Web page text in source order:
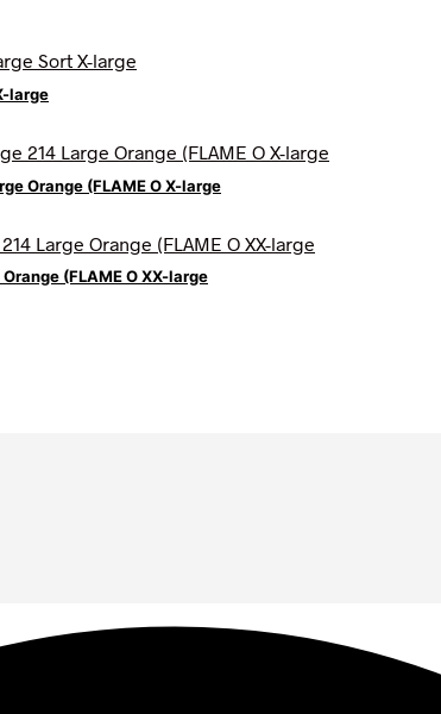
large
Orange (FLAME O X-large
(FLAME O XX-large